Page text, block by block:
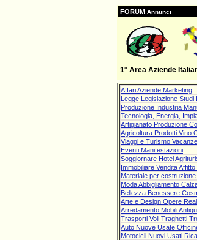
FORUM Annunci
1° Area Aziende
Affari Aziende Marketing
Legge Legislazione Studi
Produzione Industria
Tecnologia, Energia,
Artigianato Produzione
Agricoltura Prodotti Vino
Viaggi e Turismo Vacanze
Eventi Manifestazioni
Soggiornare Hotel
Immobiliare Vendita
Materiale per costruzione
Moda Abbigliamento
Bellezza Benessere
Arte e Design Opere
Arredamento Mobili
Trasporti Voli Traghetti
Auto Nuove Usate
Motocicli Nuovi Usati